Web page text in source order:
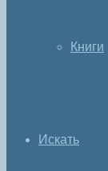
Книги
Искать